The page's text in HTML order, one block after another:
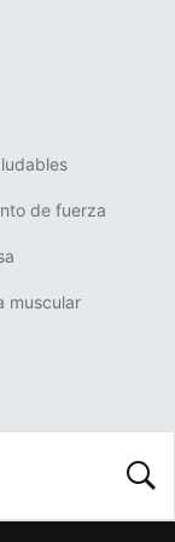
de fuerza
muscular